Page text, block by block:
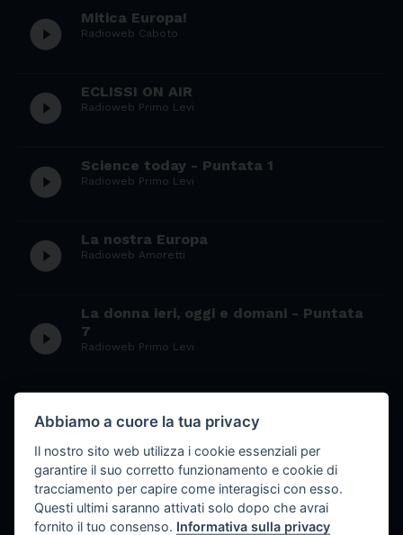
play_circle_filled Mitica Europa!
Radioweb Caboto
play_circle_filled ECLISSI ON AIR
Radioweb Primo Levi
play_circle_filled Science today - Puntata 1
Radioweb Primo Levi
play_circle_filled La nostra Europa
Radioweb Amoretti
play_circle_filled
La donna ieri, oggi e domani - Puntata
7
Radioweb Primo Levi
play_circle_filled
6
play_circle_filled La donna ieri, oggi e domani - Puntata 5
Radioweb Primo Levi
Abbiamo a cuore la tua privacy
Il nostro sito web utilizza i cookie essenziali per
garantire il suo corretto funzionamento e cookie di
tracciamento per capire come interagisci con esso.
Questi ultimi saranno attivati solo dopo che avrai
fornito il tuo consenso. Informativa sulla privacy